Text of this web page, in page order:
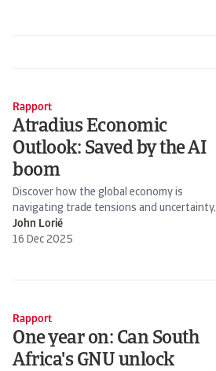
Rapport
Atradius Economic
Outlook: Saved by the AI
boom
Discover how the global economy is
navigating trade tensions and uncertainty,
with AI investment driving resilience and
shaping growth...
John Lorié
16 Dec 2025
Rapport
One year on: Can South
Africa's GNU unlock